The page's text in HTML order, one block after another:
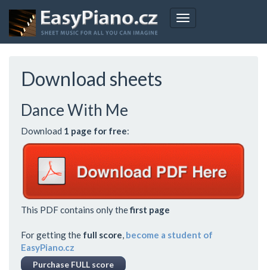
main
content
Toggle
navigation
Download sheets
Dance With Me
Download 1 page for free:
This PDF contains only thefirst page
For getting the full score, become a student of
EasyPiano.cz
Purchase FULL score